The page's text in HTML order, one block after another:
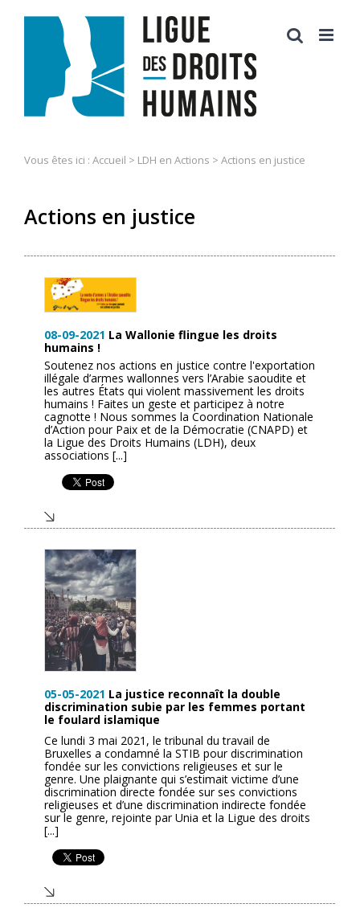
Vous êtes ici : Accueil > LDH en Actions > Actions en justice
Actions en justice
08-09-2021 La Wallonie flingue les droits
humains !
Soutenez nos actions en justice contre l'exportation
illégale d’armes wallonnes vers l’Arabie saoudite et
les autres États qui violent massivement les droits
humains ! Faites un geste et participez à notre
cagnotte ! Nous sommes la Coordination Nationale
d’Action pour Paix et de la Démocratie (CNAPD) et
la Ligue des Droits Humains (LDH), deux
associations [...]
05-05-2021 La justice reconnaît la double
discrimination subie par les femmes portant
le foulard islamique
Ce lundi 3 mai 2021, le tribunal du travail de
Bruxelles a condamné la STIB pour discrimination
fondée sur les convictions religieuses et sur le
genre. Une plaignante qui s’estimait victime d’une
discrimination directe fondée sur ses convictions
religieuses et d’une discrimination indirecte fondée
sur le genre, rejointe par Unia et la Ligue des droits
[...]